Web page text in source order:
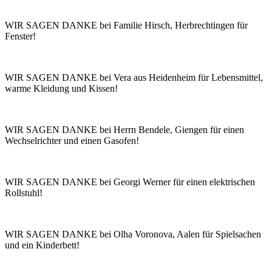
WIR SAGEN DANKE bei Familie Hirsch, Herbrechtingen für
Fenster!
WIR SAGEN DANKE bei Vera aus Heidenheim für Lebensmittel,
warme Kleidung und Kissen!
WIR SAGEN DANKE bei Herrn Bendele, Giengen für einen
Wechselrichter und einen Gasofen!
WIR SAGEN DANKE bei Georgi Werner für einen elektrischen
Rollstuhl!
WIR SAGEN DANKE bei Olha Voronova, Aalen für Spielsachen
und ein Kinderbett!